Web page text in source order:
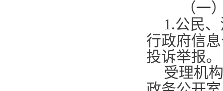
（一
1.公民
行政府信
投诉举报。
受理机